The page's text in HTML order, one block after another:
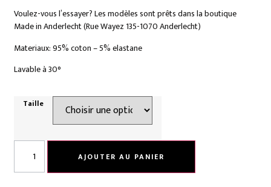
Voulez-vous l’essayer? Les modèles sont prêts dans la boutique
Made in Anderlecht (Rue Wayez 135-1070 Anderlecht)
Materiaux: 95% coton – 5% elastane
Lavable à 30°
Taille
AJOUTER AU PANIER